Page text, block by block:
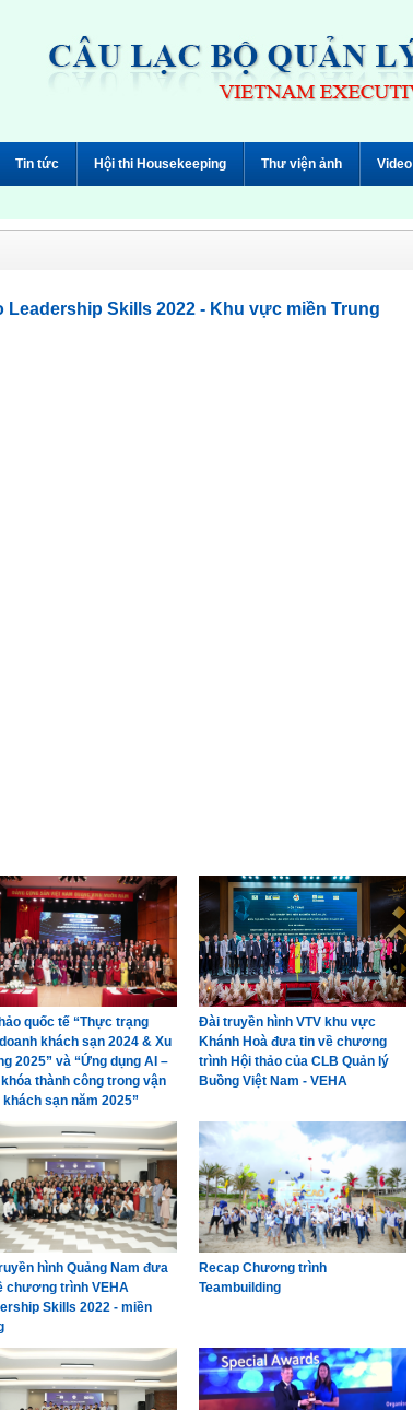
Tin tức Hội thi Housekeeping Thư viện ảnh Video
Skills 2022 - Khu vực miền Trung
quốc tế “Thực trạng
khách sạn 2024 & Xu
2025” và “Ứng dụng AI –
thành công trong vận
khách sạn năm 2025”
Đài truyền hình VTV khu vực
Khánh Hoà đưa tin về chương
trình Hội thảo của CLB Quản lý
Buồng Việt Nam - VEHA
hình Quảng Nam đưa
chương trình VEHA
Skills 2022 - miền
Recap Chương trình
Teambuilding